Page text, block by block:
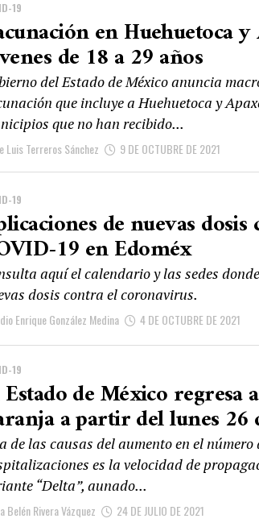
19
en Huehuetoca y
de 18 a 29 años
del Estado de México anuncia
que incluye a Huehuetoca y
que no han recibido...
Luis Terreros Sánchez 9 DE OCTUBRE DE 2021
19
de nuevas
19 en Edoméx
aquí el calendario y las sedes
dosis contra el coronavirus.
Enrique González Medina 4 DE OCTUBRE DE 2021
19
de México regresa
a partir del lunes 26
de las causas del aumento en el número
es la velocidad de
“Delta”, aunado...
Belén Rivera Vázquez 24 DE JULIO DE 2021